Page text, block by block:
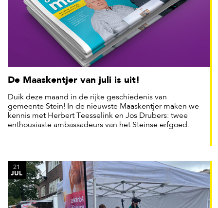
De Maaskentjer van juli is uit!
Duik deze maand in de rijke geschiedenis van
gemeente Stein! In de nieuwste Maaskentjer maken we
kennis met Herbert Teesselink en Jos Drubers: twee
enthousiaste ambassadeurs van het Steinse erfgoed.
21
JUL